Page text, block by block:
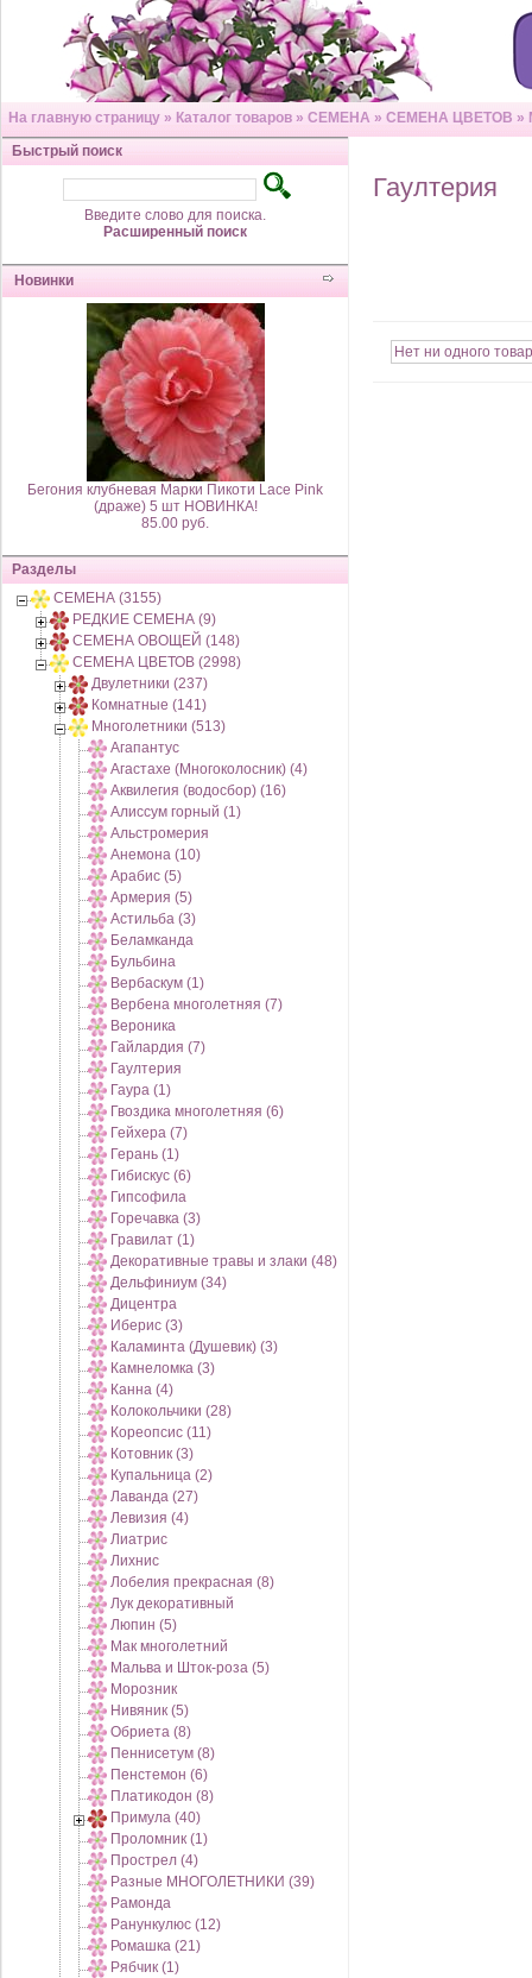
На главную страницу » Каталог товаров » СЕМЕНА » СЕМЕНА ЦВЕТОВ »
Быстрый поиск
Введите слово для поиска.
Расширенный поиск
Новинки
Бегония клубневая Марки Пикоти Lace Pink
(драже) 5 шт НОВИНКА!
85.00 руб.
Разделы
СЕМЕНА (3155)
РЕДКИЕ СЕМЕНА (9)
СЕМЕНА ОВОЩЕЙ (148)
СЕМЕНА ЦВЕТОВ (2998)
Двулетники (237)
Комнатные (141)
Многолетники (513)
Агапантус
Агастахе (Многоколосник) (4)
Аквилегия (водосбор) (16)
Алиссум горный (1)
Альстромерия
Анемона (10)
Арабис (5)
Армерия (5)
Астильба (3)
Беламканда
Бульбина
Вербаскум (1)
Вербена многолетняя (7)
Вероника
Гайлардия (7)
Гаултерия
Гаура (1)
Гвоздика многолетняя (6)
Гейхера (7)
Герань (1)
Гибискус (6)
Гипсофила
Горечавка (3)
Гравилат (1)
Декоративные травы и злаки (48)
Дельфиниум (34)
Дицентра
Иберис (3)
Каламинта (Душевик) (3)
Камнеломка (3)
Канна (4)
Колокольчики (28)
Кореопсис (11)
Котовник (3)
Купальница (2)
Лаванда (27)
Левизия (4)
Лиатрис
Лихнис
Лобелия прекрасная (8)
Лук декоративный
Люпин (5)
Мак многолетний
Мальва и Шток-роза (5)
Морозник
Нивяник (5)
Обриета (8)
Пеннисетум (8)
Пенстемон (6)
Платикодон (8)
Примула (40)
Проломник (1)
Прострел (4)
Разные МНОГОЛЕТНИКИ (39)
Рамонда
Ранункулюс (12)
Ромашка (21)
Рябчик (1)
Гаултерия
Нет ни одного